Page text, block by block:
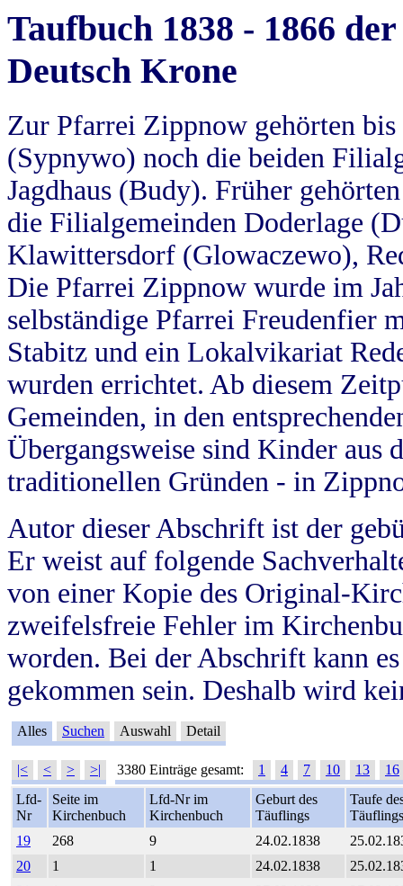
Taufbuch 1838 - 1866
Deutsch Krone
Zur Pfarrei Zippnow gehörten
(Sypnywo) noch die beiden
Jagdhaus (Budy). Früher
die Filialgemeinden Doderlage
Klawittersdorf (Glowaczewo),
Die Pfarrei Zippnow wurde im
selbständige Pfarrei Freudenfier
Stabitz und ein Lokalvikariat
wurden errichtet. Ab diesem
Gemeinden, in den
Übergangsweise sind Kinder aus
traditionellen Gründen - in
Autor dieser Abschrift ist der
Er weist auf folgende
von einer Kopie des Original-
zweifelsfreie Fehler im
worden. Bei der Abschrift kann
gekommen sein. Deshalb wird
Alles Suchen Auswahl Detail
|< < > >| 3380 Einträge gesamt: 1 4 7 10 13
16
Lfd-
Nr
Seite im
Kirchenbuch
Lfd-Nr im
Kirchenbuch
Geburt des
Täuflings
Taufe
Täuflings
19
268 9 24.02.1838
20
1 1 24.02.1838